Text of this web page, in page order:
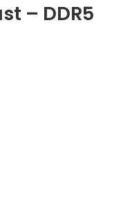
– DDR5